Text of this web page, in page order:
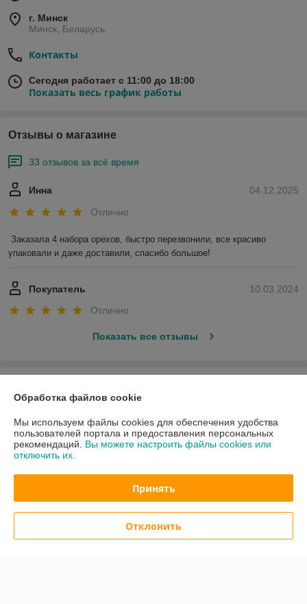
г. Минск
Минск, Беларусь
Контакты
Сегодня работает с 11:00 до 18:00
Показать весь график работы
Отзывы о магазине
33 отзывов за всё время
04.12.2025
Инна
Отлично
Заказала 4 набора орехов, быстро перезвонили, все красиво
упаковали и даже доставили, спасибо большое!
10.03.2024
Покупатель
Отлично
Показать все отзывы
Доставка и оплата
Полная версия сайта
Обработка файлов cookie
Мы используем файлы cookies для обеспечения удобства
пользователей портала и предоставления персональных
рекомендаций. Вы можете настроить файлы cookies или
отключить их.
Принять
Отклонить